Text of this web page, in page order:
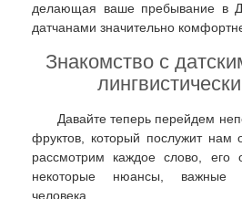
делающая ваше пребывание в
датчанами значительно
Знакомство с
Давайте теперь перейдем
фруктов, который послужит нам
рассмотрим каждое слово, его
некоторые нюансы, важные
человека.